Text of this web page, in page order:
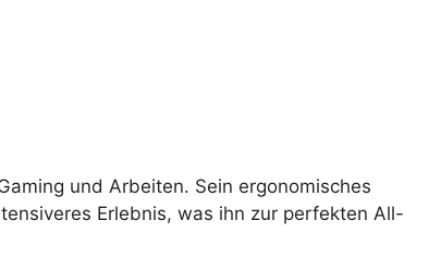
und Arbeiten. Sein ergonomisches
Erlebnis, was ihn zur perfekten All-